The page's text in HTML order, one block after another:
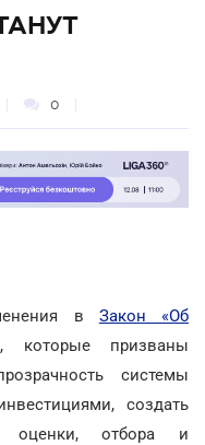
0
в Закон «Об
, которые призваны
системы
создать
оценки, отбора и